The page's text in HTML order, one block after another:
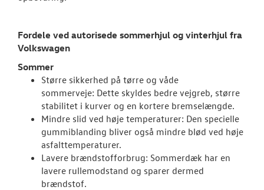
Hjulskifte
SKADECENTER
TILBEHØR
RESERVEDELE
Fordele ved autorisede sommerhjul og vinterhjul fra
Volkswagen
Sommer
Større sikkerhed på tørre og våde
sommerveje: Dette skyldes bedre vejgreb, større
stabilitet i kurver og en kortere bremselængde.
Mindre slid ved høje temperaturer: Den specielle
gummiblanding bliver også mindre blød ved høje
asfalttemperaturer.
Lavere brændstofforbrug: Sommerdæk har en
lavere rullemodstand og sparer dermed
brændstof.